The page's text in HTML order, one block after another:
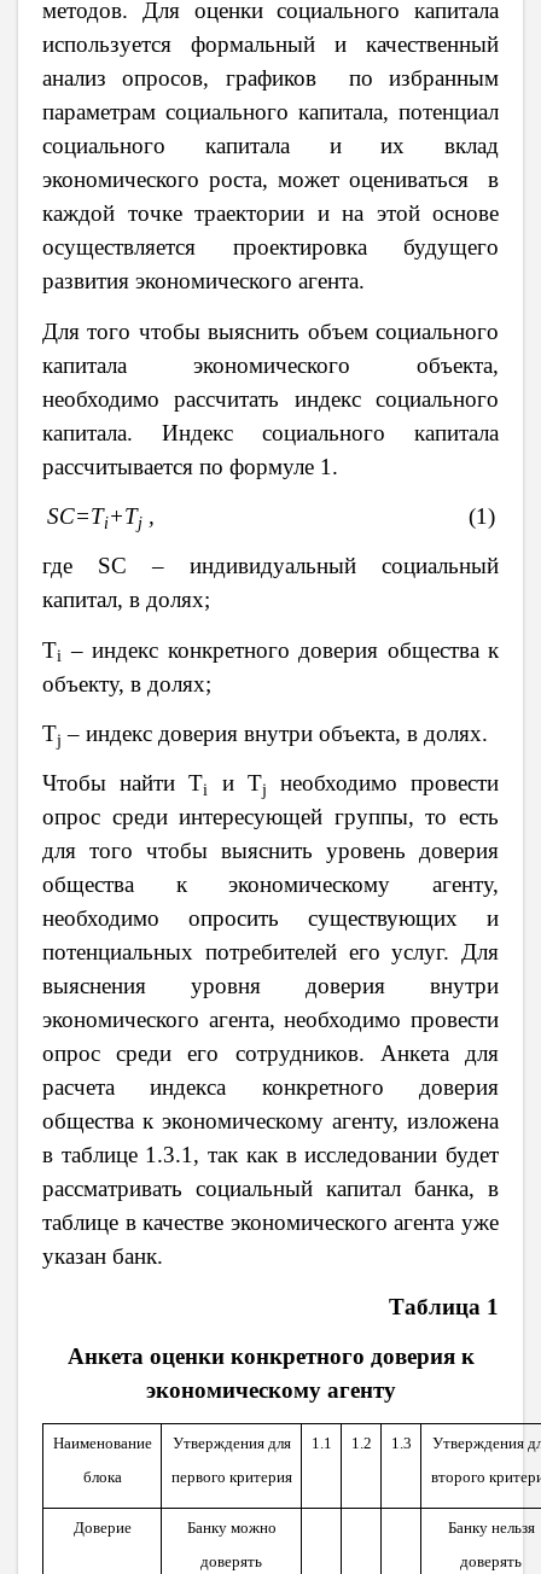
методов. Для оценки социального капитала
используется формальный и качественный
анализ опросов, графиков по избранным
параметрам социального капитала, потенциал
социального капитала и их вклад
экономического роста, может оцениваться в
каждой точке траектории и на этой основе
осуществляется проектировка будущего
развития экономического агента.
Для того чтобы выяснить объем социального
капитала экономического объекта,
необходимо рассчитать индекс социального
капитала. Индекс социального капитала
рассчитывается по формуле 1.
SC=Ti+Tj, (1)
где SC – индивидуальный социальный
капитал, в долях;
Ti – индекс конкретного доверия общества к
объекту, в долях;
Tj – индекс доверия внутри объекта, в долях.
Чтобы найтиTi и Tj
необходимо провести
опрос среди интересующей группы, то есть
для того чтобы выяснить уровень доверия
общества к экономическому агенту,
необходимо опросить существующих и
потенциальных потребителей его услуг. Для
выяснения уровня доверия внутри
экономического агента, необходимо провести
опрос среди его сотрудников. Анкета для
расчета индекса конкретного доверия
общества к экономическому агенту, изложена
в таблице 1.3.1, так как в исследовании будет
рассматривать социальный капитал банка, в
таблице в качестве экономического агента уже
указан банк.
Таблица 1
Анкета оценки конкретного доверия к
экономическому агенту
Наименование
блока
Утверждения для
первого критерия
1.1 1.2 1.3
Утверждения
второго
Доверие
Банку можно
доверять
Банку нельзя
доверять